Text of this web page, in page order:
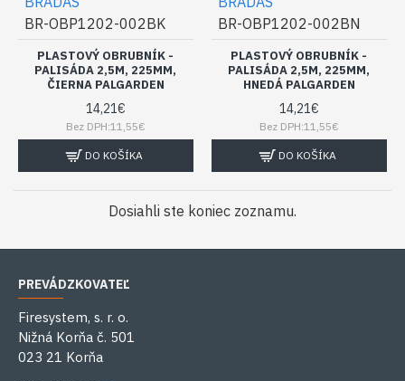
BR-OBP1202-002BK
PLASTOVÝ OBRUBNÍK -
PALISÁDA 2,5M, 225MM,
ČIERNA PALGARDEN
14,21€
Bez DPH:11,55€
DO KOŠÍKA
BR-OBP1202-002BN
PLASTOVÝ OBRUBNÍK -
PALISÁDA 2,5M, 225MM,
HNEDÁ PALGARDEN
14,21€
Bez DPH:11,55€
DO KOŠÍKA
Dosiahli ste koniec zoznamu.
PREVÁDZKOVATEĽ
Firesystem, s. r. o.
Nižná Korňa č. 501
023 21 Korňa